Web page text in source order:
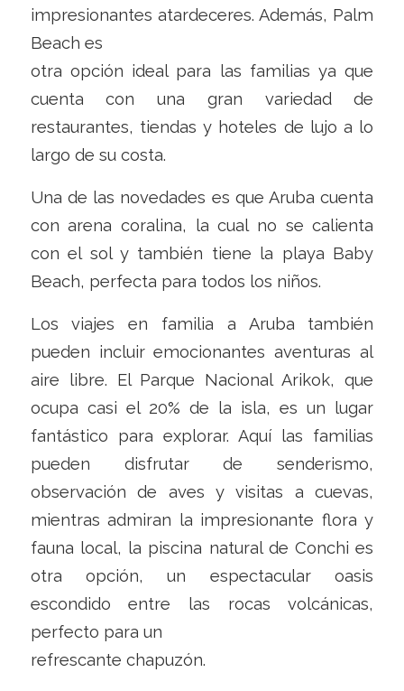
impresionantes atardeceres. Además, Palm
Beach es
otra opción ideal para las familias ya que
cuenta con una gran variedad de
restaurantes, tiendas y hoteles de lujo a lo
largo de su costa.
Una de las novedades es que Aruba cuenta
con arena coralina, la cual no se calienta
con el sol y también tiene la playa Baby
Beach, perfecta para todos los niños.
Los viajes en familia a Aruba también
pueden incluir emocionantes aventuras al
aire libre. El Parque Nacional Arikok, que
ocupa casi el 20% de la isla, es un lugar
fantástico para explorar. Aquí las familias
pueden disfrutar de senderismo,
observación de aves y visitas a cuevas,
mientras admiran la impresionante flora y
fauna local, la piscina natural de Conchi es
otra opción, un espectacular oasis
escondido entre las rocas volcánicas,
perfecto para un
refrescante chapuzón.